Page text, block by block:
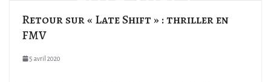
Retour sur « Late Shift » : thriller en
FMV
5 avril 2020